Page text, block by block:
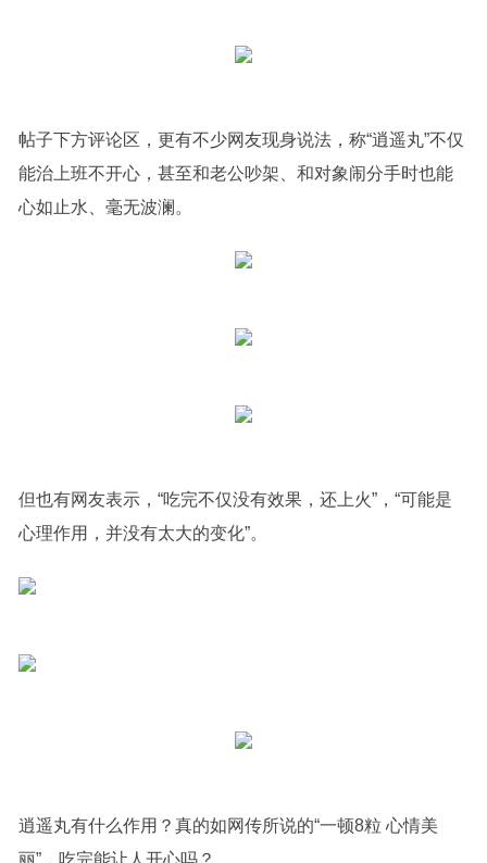
帖子下方评论区，更有不少网友现身说法，称“逍遥丸”不仅
能治上班不开心，甚至和老公吵架、和对象闹分手时也能
心如止水、毫无波澜。
但也有网友表示，“吃完不仅没有效果，还上火”，“可能是
心理作用，并没有太大的变化”。
逍遥丸有什么作用？真的如网传所说的“一顿8粒 心情美
丽”，吃完能让人开心吗？